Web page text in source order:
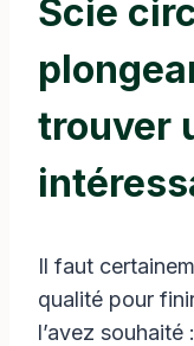
Scie
trouver
Il faut
qualité pour
l’avez